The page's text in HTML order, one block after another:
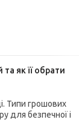
як її обрати
Типи грошових
для безпечної і